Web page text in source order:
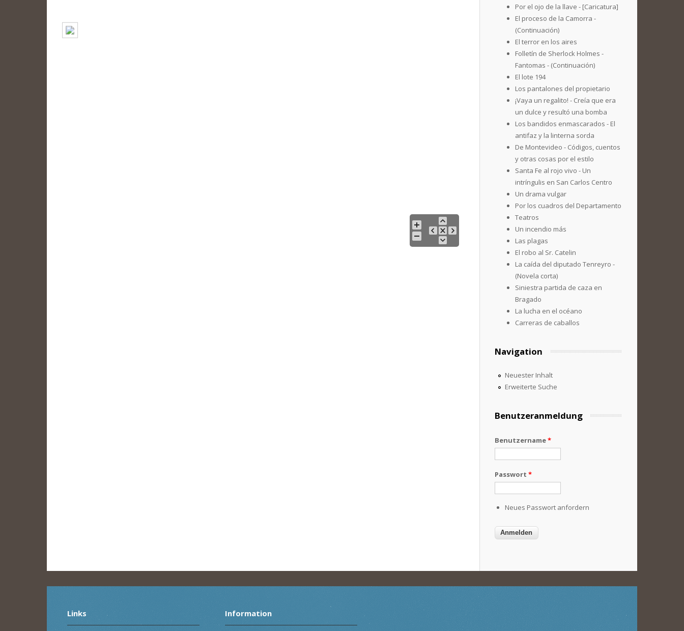
Por el ojo de la llave - [Caricatura]
El proceso de la Camorra -
(Continuación)
El terror en los aires
Folletín de Sherlock Holmes -
Fantomas - (Continuación)
El lote 194
Los pantalones del propietario
¡Vaya un regalito! - Creía que era
un dulce y resultó una bomba
Los bandidos enmascarados - El
antifaz y la linterna sorda
De Montevideo - Códigos, cuentos
y otras cosas por el estilo
Santa Fe al rojo vivo - Un
intríngulis en San Carlos Centro
Un drama vulgar
Por los cuadros del Departamento
Teatros
Un incendio más
Las plagas
El robo al Sr. Catelin
La caída del diputado Tenreyro -
(Novela corta)
Siniestra partida de caza en
Bragado
La lucha en el océano
Carreras de caballos
Navigation
Neuester Inhalt
Erweiterte Suche
Benutzeranmeldung
Benutzername*
Passwort *
Neues Passwort anfordern
Links Information